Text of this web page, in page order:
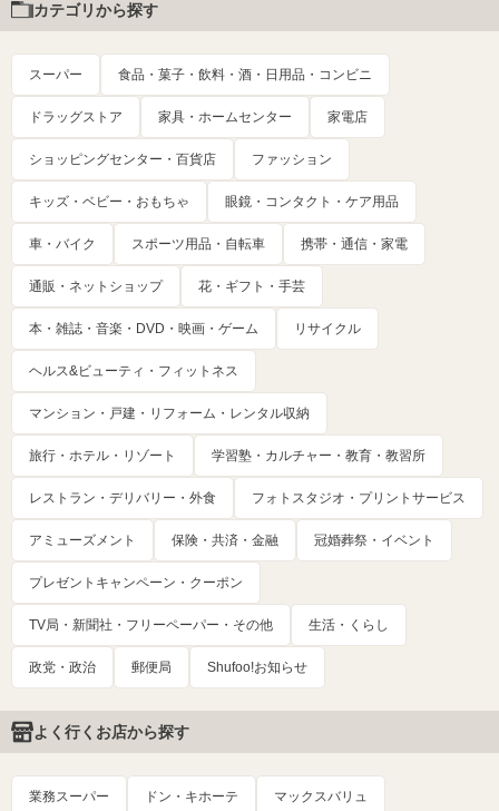
カテゴリから探す
スーパー 食品・菓子・飲料・酒・日用品・コンビニ
ドラッグストア 家具・ホームセンター 家電店
ショッピングセンター・百貨店 ファッション
キッズ・ベビー・おもちゃ 眼鏡・コンタクト・ケア用品
車・バイク スポーツ用品・自転車 携帯・通信・家電
通販・ネットショップ 花・ギフト・手芸
本・雑誌・音楽・DVD・映画・ゲーム リサイクル
ヘルス&ビューティ・フィットネス
マンション・戸建・リフォーム・レンタル収納
旅行・ホテル・リゾート 学習塾・カルチャー・教育・教習所
レストラン・デリバリー・外食 フォトスタジオ・プリントサービス
アミューズメント 保険・共済・金融 冠婚葬祭・イベント
プレゼントキャンペーン・クーポン
TV局・新聞社・フリーペーパー・その他 生活・くらし
政党・政治 郵便局 Shufoo!お知らせ
よく行くお店から探す
業務スーパー ドン・キホーテ マックスバリュ